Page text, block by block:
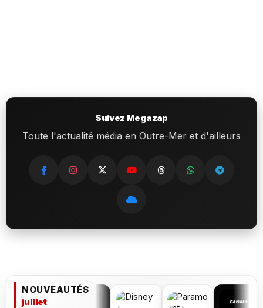
Suivez Megazap
Toute l'actualité média en Outre-Mer et d'ailleurs
NOUVEAUTÉS
juillet